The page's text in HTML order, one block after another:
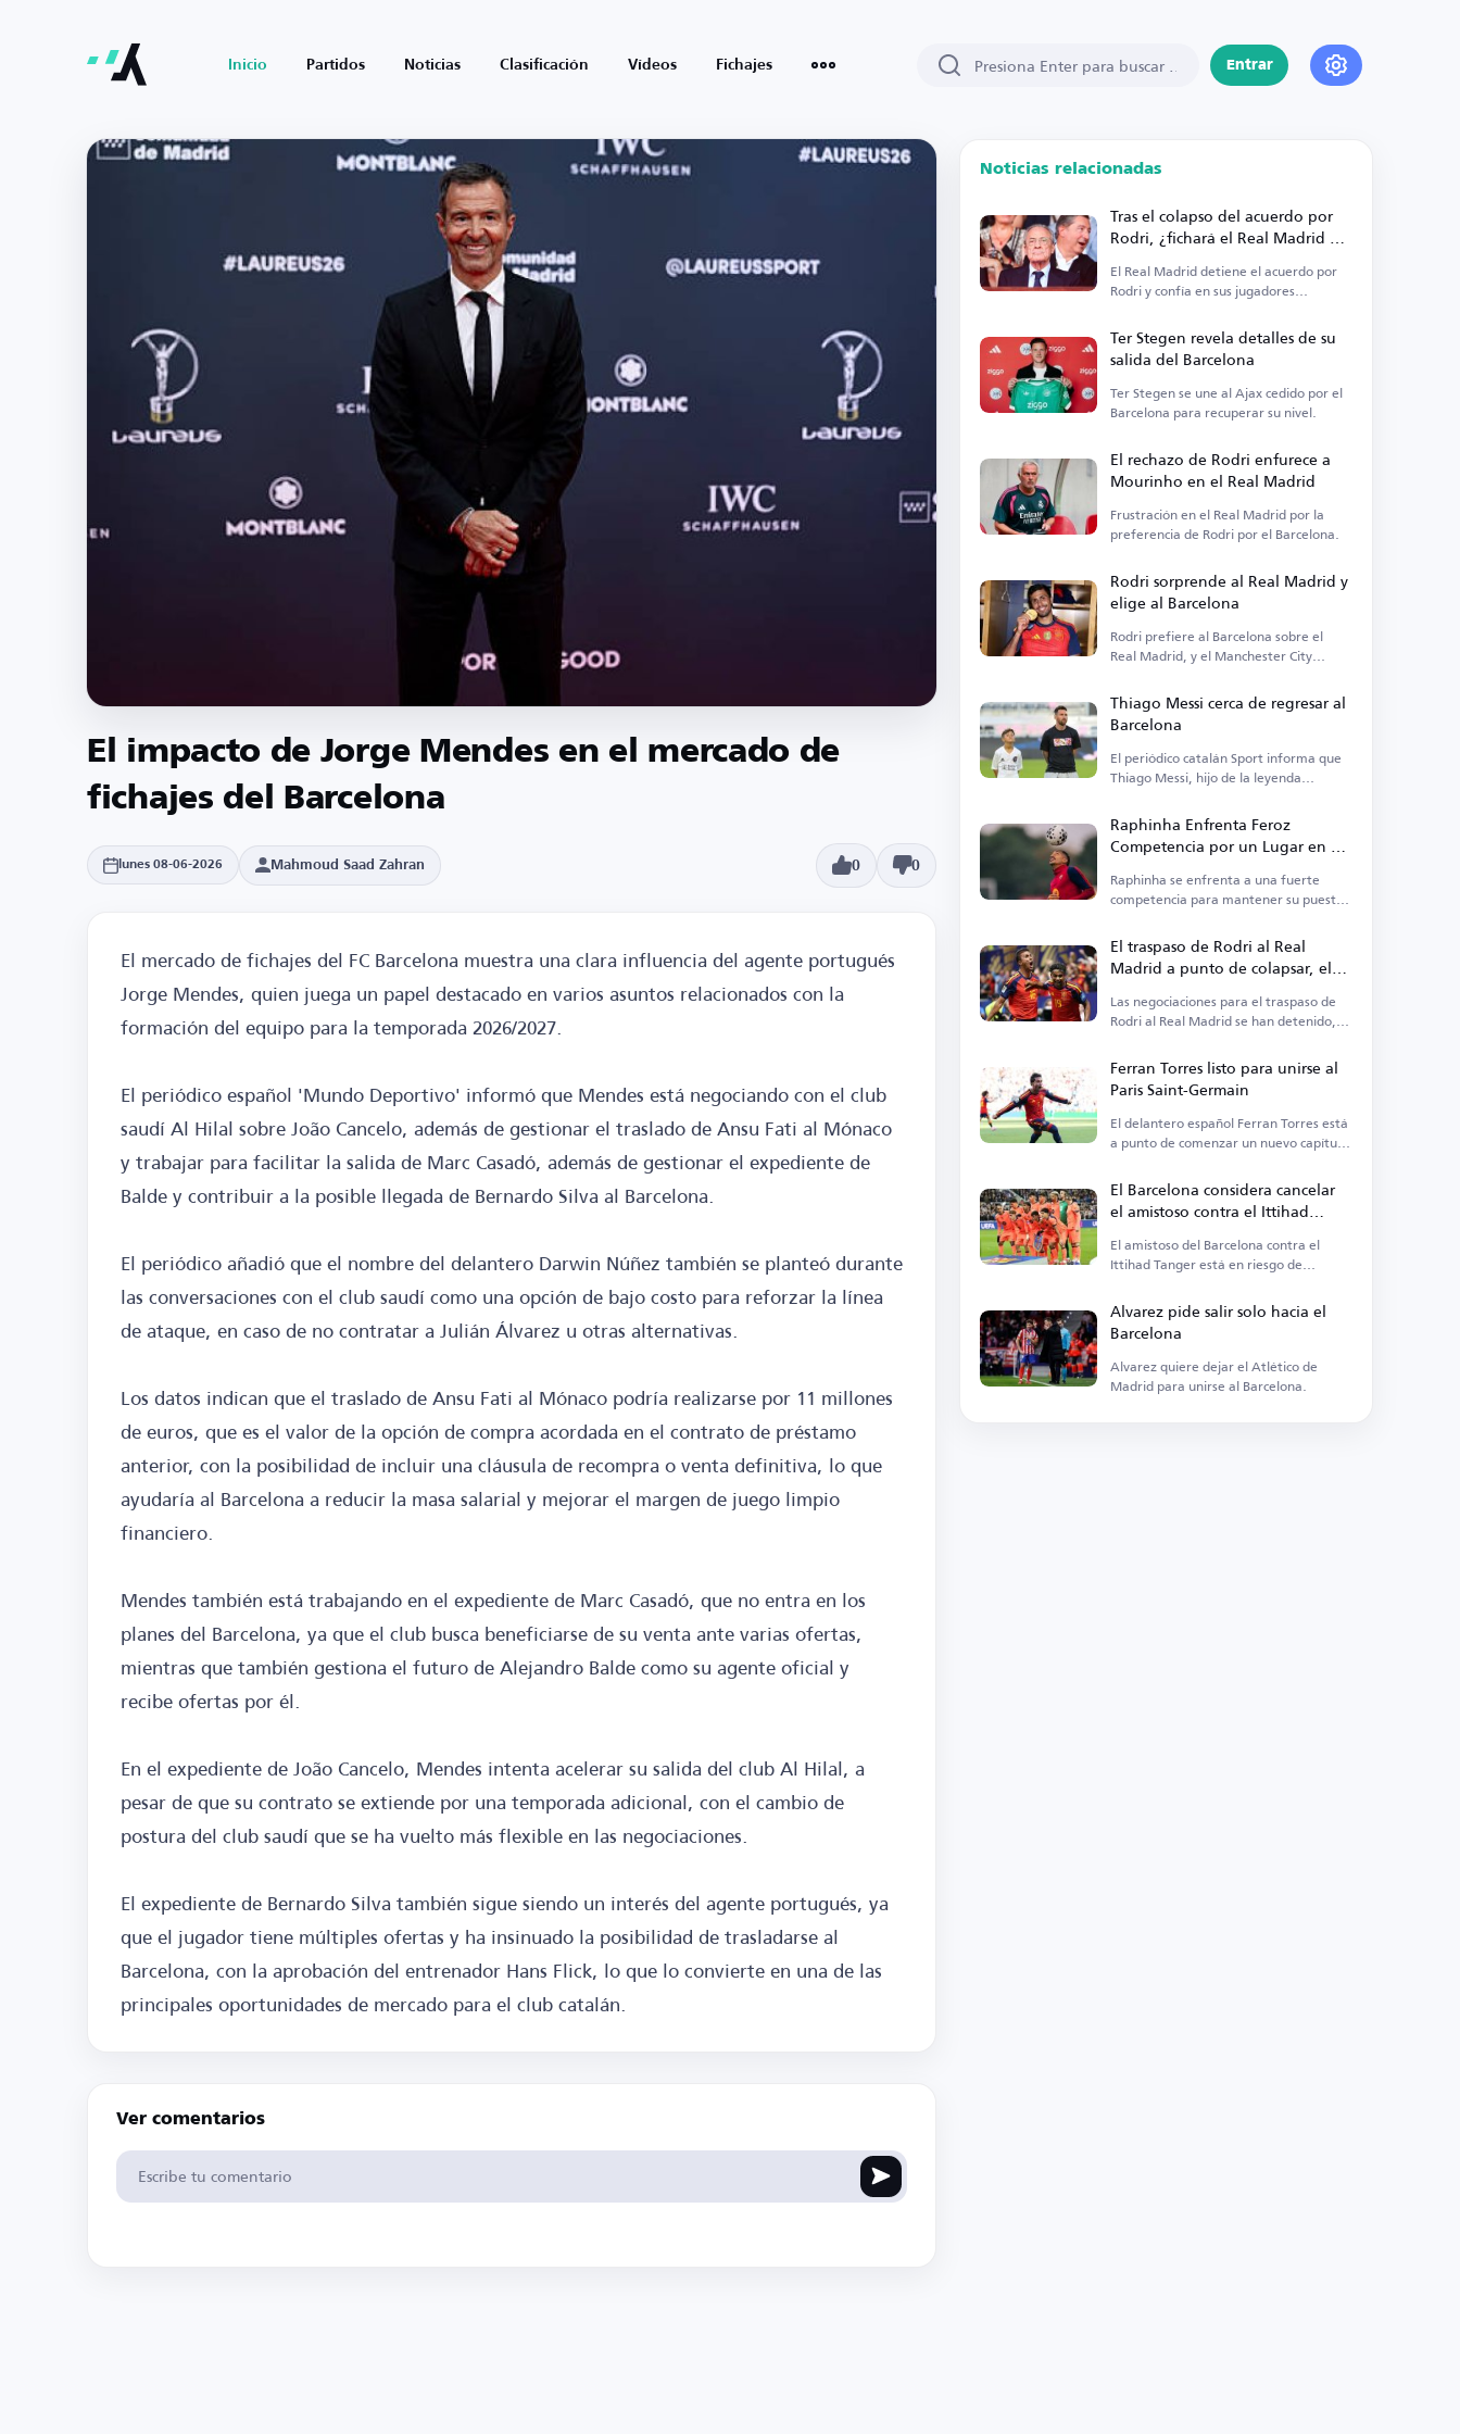
Inicio Partidos Noticias Clasificación Vídeos Fichajes Entrar
El impacto de Jorge Mendes en el mercado de
fichajes del Barcelona
lunes 08-06-2026 Mahmoud Saad Zahran 0 0
El mercado de fichajes del FC Barcelona muestra una clara influencia del agente portugués
Jorge Mendes, quien juega un papel destacado en varios asuntos relacionados con la
formación del equipo para la temporada 2026/2027.
El periódico español 'Mundo Deportivo' informó que Mendes está negociando con el club
saudí Al Hilal sobre João Cancelo, además de gestionar el traslado de Ansu Fati al Mónaco
y trabajar para facilitar la salida de Marc Casadó, además de gestionar el expediente de
Balde y contribuir a la posible llegada de Bernardo Silva al Barcelona.
El periódico añadió que el nombre del delantero Darwin Núñez también se planteó durante
las conversaciones con el club saudí como una opción de bajo costo para reforzar la línea
de ataque, en caso de no contratar a Julián Álvarez u otras alternativas.
Los datos indican que el traslado de Ansu Fati al Mónaco podría realizarse por 11 millones
de euros, que es el valor de la opción de compra acordada en el contrato de préstamo
anterior, con la posibilidad de incluir una cláusula de recompra o venta definitiva, lo que
ayudaría al Barcelona a reducir la masa salarial y mejorar el margen de juego limpio
financiero.
Mendes también está trabajando en el expediente de Marc Casadó, que no entra en los
planes del Barcelona, ya que el club busca beneficiarse de su venta ante varias ofertas,
mientras que también gestiona el futuro de Alejandro Balde como su agente oficial y
recibe ofertas por él.
En el expediente de João Cancelo, Mendes intenta acelerar su salida del club Al Hilal, a
pesar de que su contrato se extiende por una temporada adicional, con el cambio de
postura del club saudí que se ha vuelto más flexible en las negociaciones.
El expediente de Bernardo Silva también sigue siendo un interés del agente portugués, ya
que el jugador tiene múltiples ofertas y ha insinuado la posibilidad de trasladarse al
Barcelona, con la aprobación del entrenador Hans Flick, lo que lo convierte en una de las
principales oportunidades de mercado para el club catalán.
Ver comentarios
Noticias relacionadas
Tras el colapso del acuerdo por
Rodri, ¿fichará el Real Madrid a
un centrocampista?
El Real Madrid detiene el acuerdo por
Rodri y confía en sus jugadores
Ter Stegen revela detalles de su
salida del Barcelona
Ter Stegen se une al Ajax cedido por el
Barcelona para recuperar su nivel.
El rechazo de Rodri enfurece a
Mourinho en el Real Madrid
Frustración en el Real Madrid por la
preferencia de Rodri por el Barcelona.
Rodri sorprende al Real Madrid y
elige al Barcelona
Rodri prefiere al Barcelona sobre el
Real Madrid, y el Manchester City
Thiago Messi cerca de regresar al
Barcelona
El periódico catalán Sport informa que
Thiago Messi, hijo de la leyenda
Barcelona.
Raphinha Enfrenta Feroz
Competencia por un Lugar en el
Barcelona
Raphinha se enfrenta a una fuerte
competencia para mantener su puesto
El traspaso de Rodri al Real
Madrid a punto de colapsar, el
Barcelona se une a la carrera
Las negociaciones para el traspaso de
Rodri al Real Madrid se han detenido,
Ferran Torres listo para unirse al
Paris Saint-Germain
El delantero español Ferran Torres está
a punto de comenzar un nuevo capítulo
El Barcelona considera cancelar
el amistoso contra el Ittihad
Tanger
El amistoso del Barcelona contra el
Ittihad Tanger está en riesgo de
Alvarez pide salir solo hacia el
Barcelona
Alvarez quiere dejar el Atlético de
Madrid para unirse al Barcelona.